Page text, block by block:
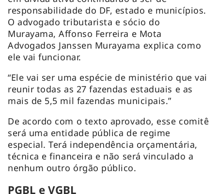
responsabilidade do DF, estado e municípios.
O advogado tributarista e sócio do
Murayama, Affonso Ferreira e Mota
Advogados Janssen Murayama explica como
ele vai funcionar.
“Ele vai ser uma espécie de ministério que vai
reunir todas as 27 fazendas estaduais e as
mais de 5,5 mil fazendas municipais.”
De acordo com o texto aprovado, esse comitê
será uma entidade pública de regime
especial. Terá independência orçamentária,
técnica e financeira e não será vinculado a
nenhum outro órgão público.
PGBL e VGBL